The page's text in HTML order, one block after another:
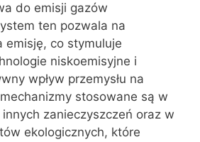
do emisji gazów
ten pozwala na
emisję, co stymuluje
niskoemisyjne i
wpływ przemysłu na
stosowane są w
zanieczyszczeń oraz w
ekologicznych, które